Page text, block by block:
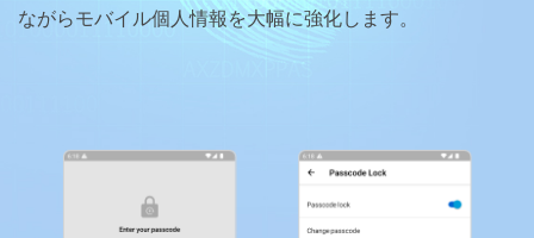
ながらモバイル個人情報を大幅に強化します。